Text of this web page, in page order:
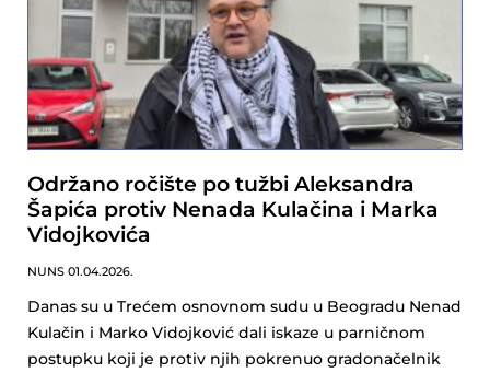
Održano ročište po tužbi Aleksandra
Šapića protiv Nenada Kulačina i Marka
Vidojkovića
NUNS 01.04.2026.
Danas su u Trećem osnovnom sudu u Beogradu Nenad
Kulačin i Marko Vidojković dali iskaze u parničnom
postupku koji je protiv njih pokrenuo gradonačelnik